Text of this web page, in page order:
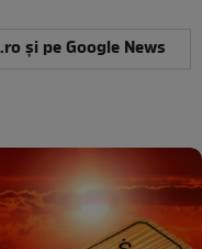
și pe Google News